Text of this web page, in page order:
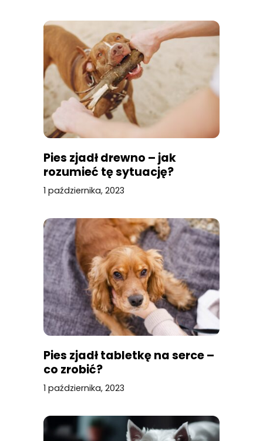
Pies zjadł drewno – jak
rozumieć tę sytuację?
1 października, 2023
Pies zjadł tabletkę na serce –
co zrobić?
1 października, 2023